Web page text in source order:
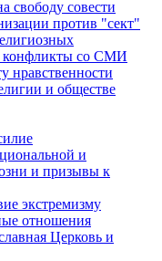
свободу совести
против "сект"
конфликты со СМИ
нравственности
и обществе
и
и призывы к
экстремизму
отношения
Церковь и